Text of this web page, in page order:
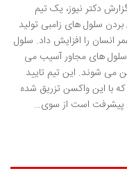
دکتر نیوز، یک تیم
سلول های زامبی تولید
انسان را افزایش داد. سلول
های مجاور آسیب می
می شوند. این تیم تایید
با این واکسن تزریق شده
پیشرفت است از سوی…